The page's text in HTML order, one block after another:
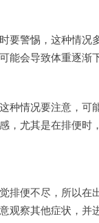
警惕，这种情况
能会导致体重逐渐
情况要注意，可
，尤其是在排便时
便不尽，所以在
观察其他症状，并